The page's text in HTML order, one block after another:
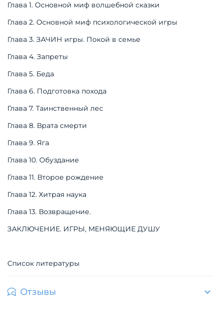
Глава 1. Основной миф волшебной сказки
Глава 2. Основной миф психологической игры
Глава 3. ЗАЧИН игры. Покой в семье
Глава 4. Запреты
Глава 5. Беда
Глава 6. Подготовка похода
Глава 7. Таинственный лес
Глава 8. Врата смерти
Глава 9. Яга
Глава 10. Обуздание
Глава 11. Второе рождение
Глава 12. Хитрая наука
Глава 13. Возвращение.
ЗАКЛЮЧЕНИЕ. ИГРЫ, МЕНЯЮЩИЕ ДУШУ
Список литературы
Отзывы